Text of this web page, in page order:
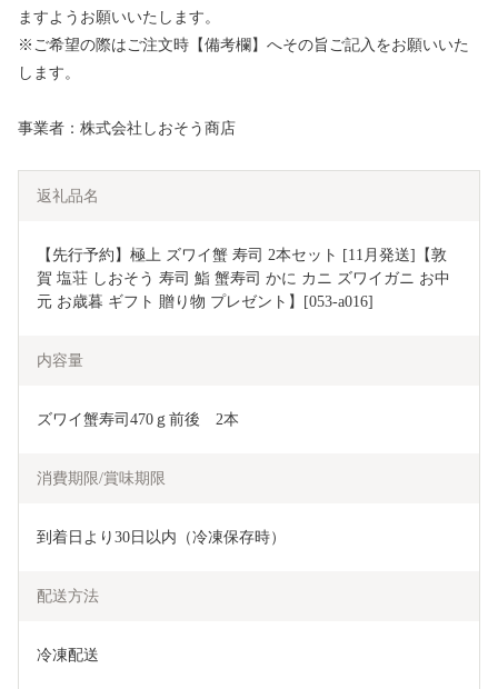
ますようお願いいたします。
※ご希望の際はご注文時【備考欄】へその旨ご記入をお願いいた
します。
事業者：株式会社しおそう商店
返礼品名
【先行予約】極上 ズワイ蟹 寿司 2本セット [11月発送]【敦
賀 塩荘 しおそう 寿司 鮨 蟹寿司 かに カニ ズワイガニ お中
元 お歳暮 ギフト 贈り物 プレゼント】[053-a016]
内容量
ズワイ蟹寿司470ｇ前後　2本
消費期限/賞味期限
到着日より30日以内（冷凍保存時）
配送方法
冷凍配送